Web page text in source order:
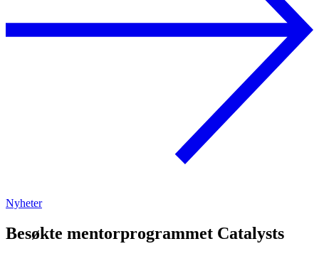
Nyheter
Besøkte mentorprogrammet Catalysts